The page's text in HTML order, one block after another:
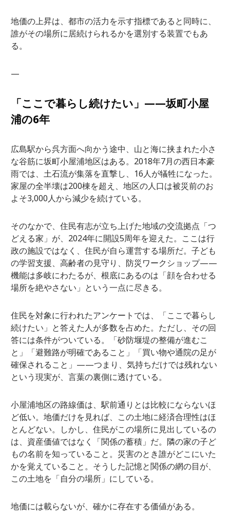
地価の上昇は、都市の活力を示す指標であると同時に、
誰がその場所に居続けられるかを選別する装置でもあ
る。
—
「ここで暮らし続けたい」——坂町小屋
浦の6年
広島駅から呉方面へ向かう途中、山と海に挟まれた小さ
な谷筋に坂町小屋浦地区はある。2018年7月の西日本豪
雨では、土石流が集落を直撃し、16人が犠牲になった。
家屋の全半壊は200棟を超え、地区の人口は被災前のお
よそ3,000人から減少を続けている。
そのなかで、住民有志が立ち上げた地域の交流拠点「つ
どえる家」が、2024年に開設5周年を迎えた。ここは行
政の施設ではなく、住民が自ら運営する場所だ。子ども
の学習支援、高齢者の見守り、防災ワークショップ——
機能は多岐にわたるが、根底にあるのは「顔を合わせる
場所を絶やさない」という一点に尽きる。
住民を対象に行われたアンケートでは、「ここで暮らし
続けたい」と答えた人が多数を占めた。ただし、その回
答には条件がついている。「砂防堰堤の整備が進むこ
と」「避難路が明確であること」「買い物や通院の足が
確保されること」——つまり、気持ちだけでは残れない
という現実が、言葉の裏側に透けている。
小屋浦地区の路線価は、駅前通りとは比較にならないほ
ど低い。地価だけを見れば、この土地に経済合理性はほ
とんどない。しかし、住民がこの場所に見出しているの
は、資産価値ではなく「関係の蓄積」だ。隣の家の子ど
もの名前を知っていること。災害のとき誰がどこにいた
かを覚えていること。そうした記憶と関係の網の目が、
この土地を「自分の場所」にしている。
地価には載らないが、確かに存在する価値がある。